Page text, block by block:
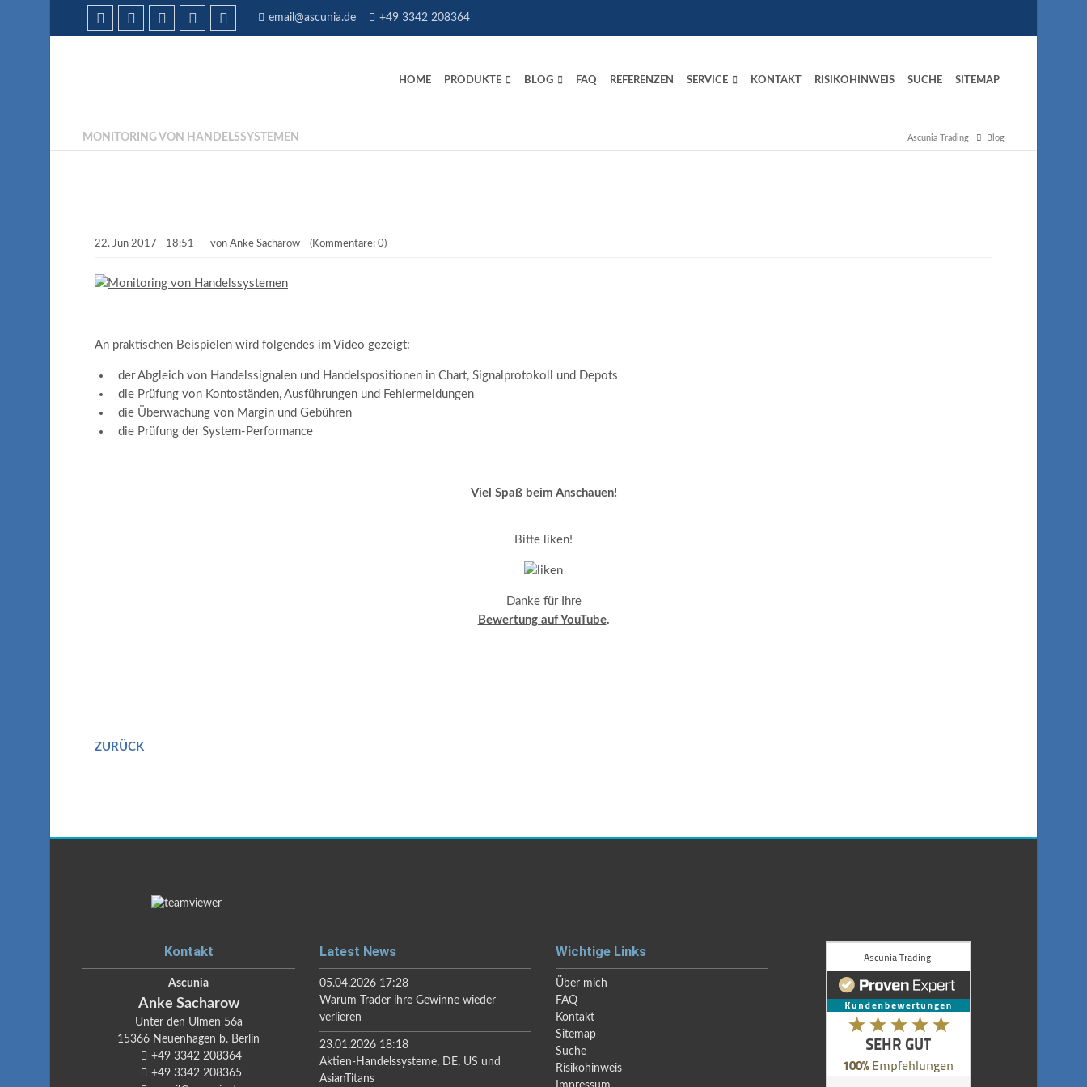
email@ascunia.de +49 3342 208364
HOME PRODUKTE BLOG FAQ REFERENZEN SERVICE KONTAKT RISIKOHINWEIS SUCHE SITEMAP
MONITORING VON HANDELSSYSTEMEN Ascunia Trading Blog
22. Jun 2017 - 18:51 von Anke Sacharow (Kommentare: 0)
An praktischen Beispielen wird folgendes im Video gezeigt:
der Abgleich von Handelssignalen und Handelspositionen in Chart, Signalprotokoll und Depots
die Prüfung von Kontoständen, Ausführungen und Fehlermeldungen
die Überwachung von Margin und Gebühren
die Prüfung der System-Performance
Viel Spaß beim Anschauen!
Bitte liken!
Danke für Ihre
Bewertung auf YouTube.
ZURÜCK
Kontakt
Ascunia
Anke Sacharow
Unter den Ulmen 56a
15366 Neuenhagen b. Berlin
+49 3342 208364
+49 3342 208365
Latest News
05.04.2026 17:28
Warum Trader ihre Gewinne wieder
verlieren
23.01.2026 18:18
Aktien-Handelssysteme, DE, US und
AsianTitans
Wichtige Links
Über mich
FAQ
Kontakt
Sitemap
Suche
Risikohinweis